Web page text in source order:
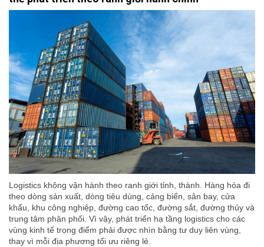
Logistics không vận hành theo ranh giới tỉnh, thành. Hàng hóa đi
theo dòng sản xuất, dòng tiêu dùng, cảng biển, sân bay, cửa
khẩu, khu công nghiệp, đường cao tốc, đường sắt, đường thủy và
trung tâm phân phối. Vì vậy, phát triển hạ tầng logistics cho các
vùng kinh tế trọng điểm phải được nhìn bằng tư duy liên vùng,
thay vì mỗi địa phương tối ưu riêng lẻ.